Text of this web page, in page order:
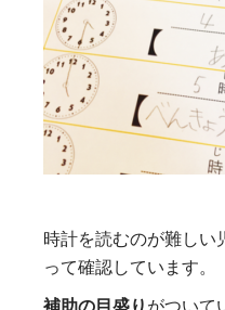
時計を読むのが難しい
って確認しています。